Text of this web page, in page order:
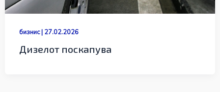
бизнис| 27.02.2026
Дизелот поскапува